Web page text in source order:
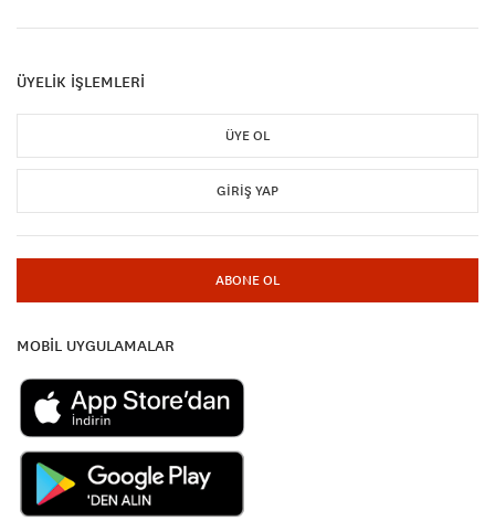
ÜYELİK İŞLEMLERİ
ÜYE OL
GIRIŞ YAP
ABONE OL
MOBİL UYGULAMALAR